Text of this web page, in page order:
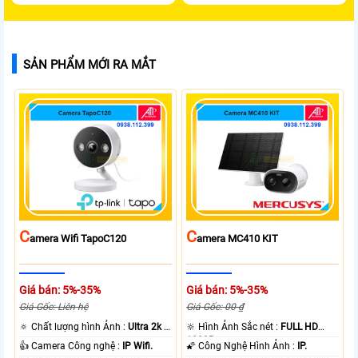
SẢN PHẨM MỚI RA MẮT
CAmera Wifi TapoC120
Giá bán: 5%-35%
Giá Gốc: Liên hệ
🔅 Chất lượng hình Ảnh :Ultra 2k +
.
👍 Camera Công nghệ :
IP Wifi.
CAmera MC410 KIT
Giá bán: 5%-35%
Giá Gốc: 00 ₫
🔆 Hình Ảnh Sắc nét : FULL HD
1080P .
🌠 Công Nghệ Hình Ảnh :
IP.